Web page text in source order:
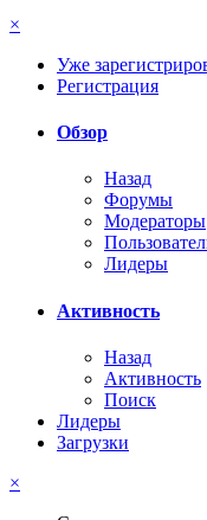
×
Уже
Регистрация
Обзор
Назад
Форумы
Модераторы
Лидеры
Активность
Назад
Активность
Поиск
Лидеры
Загрузки
×